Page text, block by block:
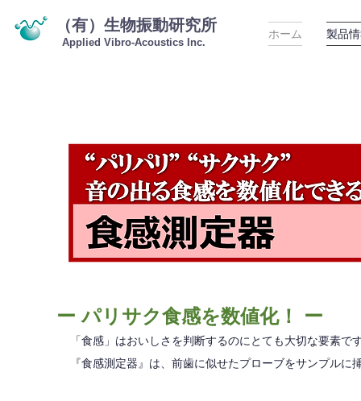
（有）生物振動研究所
Applied Vibro-Acoustics Inc.
ホーム 製品
ー パリサク食感を数値化！ ー
「食感」はおいしさを判断するのにとても大切な要素で
『食感測定器』は、前歯に似せたプローブをサンプル